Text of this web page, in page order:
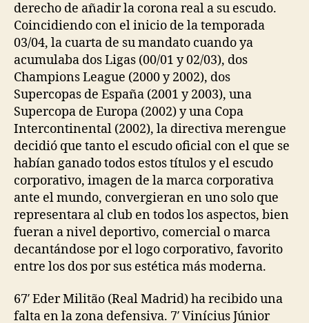
derecho de añadir la corona real a su escudo.
Coincidiendo con el inicio de la temporada
03/04, la cuarta de su mandato cuando ya
acumulaba dos Ligas (00/01 y 02/03), dos
Champions League (2000 y 2002), dos
Supercopas de España (2001 y 2003), una
Supercopa de Europa (2002) y una Copa
Intercontinental (2002), la directiva merengue
decidió que tanto el escudo oficial con el que se
habían ganado todos estos títulos y el escudo
corporativo, imagen de la marca corporativa
ante el mundo, convergieran en uno solo que
representara al club en todos los aspectos, bien
fueran a nivel deportivo, comercial o marca
decantándose por el logo corporativo, favorito
entre los dos por sus estética más moderna.
67′ Eder Militão (Real Madrid) ha recibido una
falta en la zona defensiva. 7′ Vinícius Júnior